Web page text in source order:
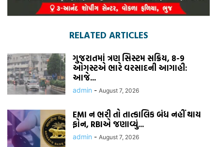
RELATED ARTICLES
ગુજરાતમાં ત્રણ સિસ્ટમ સક્રિય, 8-9
ઓગસ્ટએ ભારે વરસાદની આગાહી:
આજે...
admin - August 7, 2026
EMI ન ભરી તો તાત્કાલિક બંધ નહીં થાય
ફોન, RBIએ જણાવ્યું...
admin - August 7, 2026